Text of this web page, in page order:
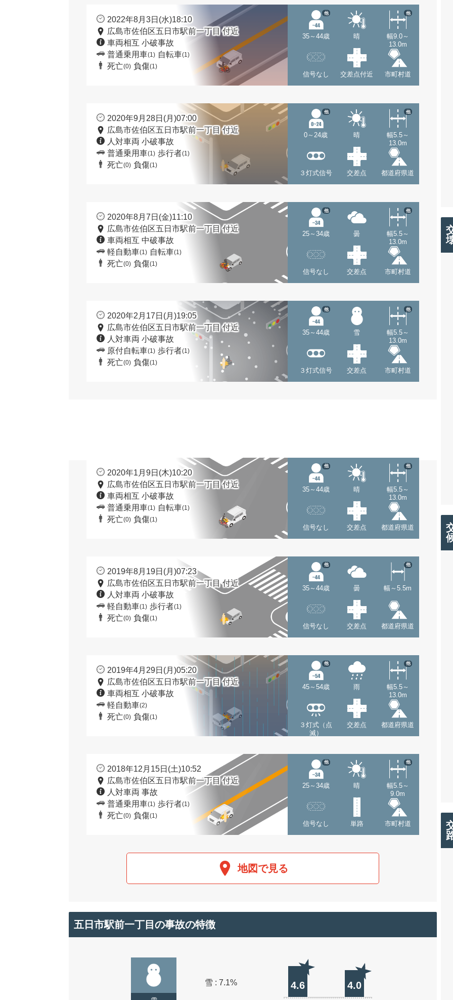
2022年8月3日(水)18:10
広島市佐伯区五日市駅前一丁目 付近
車両相互 小破事故
普通乗用車(1) 自転車(1)
死亡(0) 負傷(1)
35～44歳
他
晴
幅9.0～
13.0m
他
信号なし 交差点付近 市町村道
2020年9月28日(月)07:00
広島市佐伯区五日市駅前一丁目 付近
人対車両 小破事故
普通乗用車(1) 歩行者(1)
死亡(0) 負傷(1)
0～24歳
他
晴
幅5.5～
13.0m
他
３灯式信号 交差点 都道府県道
2020年8月7日(金)11:10
広島市佐伯区五日市駅前一丁目 付近
車両相互 中破事故
軽自動車(1) 自転車(1)
死亡(0) 負傷(1)
25～34歳
他
曇
幅5.5～
13.0m
他
信号なし 交差点 市町村道
2020年2月17日(月)19:05
広島市佐伯区五日市駅前一丁目 付近
人対車両 小破事故
原付自転車(1) 歩行者(1)
死亡(0) 負傷(1)
35～44歳
他
雪
幅5.5～
13.0m
他
３灯式信号 交差点 市町村道
2020年1月9日(木)10:20
広島市佐伯区五日市駅前一丁目 付近
車両相互 小破事故
普通乗用車(1) 自転車(1)
死亡(0) 負傷(1)
35～44歳
他
晴
幅5.5～
13.0m
他
信号なし 交差点 都道府県道
2019年8月19日(月)07:23
広島市佐伯区五日市駅前一丁目 付近
人対車両 小破事故
軽自動車(1) 歩行者(1)
死亡(0) 負傷(1)
35～44歳
他
曇 幅～5.5m
他
信号なし 交差点 都道府県道
2019年4月29日(月)05:20
広島市佐伯区五日市駅前一丁目 付近
車両相互 小破事故
軽自動車(2)
死亡(0) 負傷(1)
45～54歳
他
雨
幅5.5～
13.0m
他
３灯式（点
滅）
交差点 都道府県道
2018年12月15日(土)10:52
広島市佐伯区五日市駅前一丁目 付近
人対車両 事故
普通乗用車(1) 歩行者(1)
死亡(0) 負傷(1)
25～34歳
他
晴
幅5.5～
9.0m
他
信号なし 単路 市町村道
地図で見る
五日市駅前一丁目の事故の特徴
雪 : 7.1% 4.6 4.0